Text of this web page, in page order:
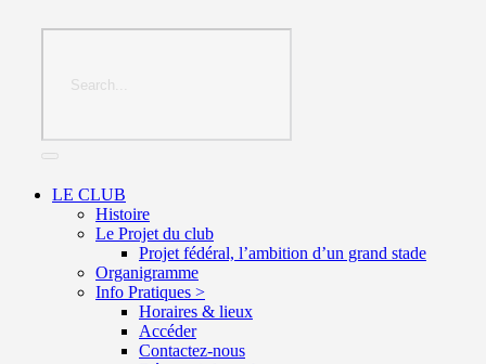
LE CLUB
Histoire
Le Projet du club
Projet fédéral, l’ambition d’un grand stade
Organigramme
Info Pratiques >
Horaires & lieux
Accéder
Contactez-nous